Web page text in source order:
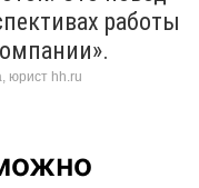
работы
юрист hh.ru